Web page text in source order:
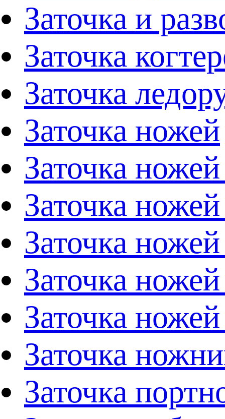
Заточка и
Заточка
Заточка
Заточка ножей
Заточка
Заточка
Заточка
Заточка
Заточка
Заточка
Заточка